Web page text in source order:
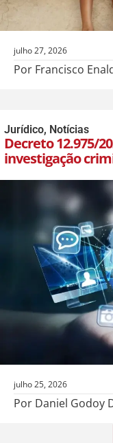
julho 27, 2026
Por Francisco
Jurídico, Notícias
Decreto 12.975/
investigação
julho 25, 2026
Por Daniel Godoy